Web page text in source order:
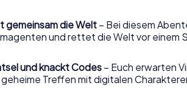
gemeinsam die Welt – Bei diesem
und rettet die Welt vor einem
und knackt Codes – Euch erwarten
Treffen mit digitalen